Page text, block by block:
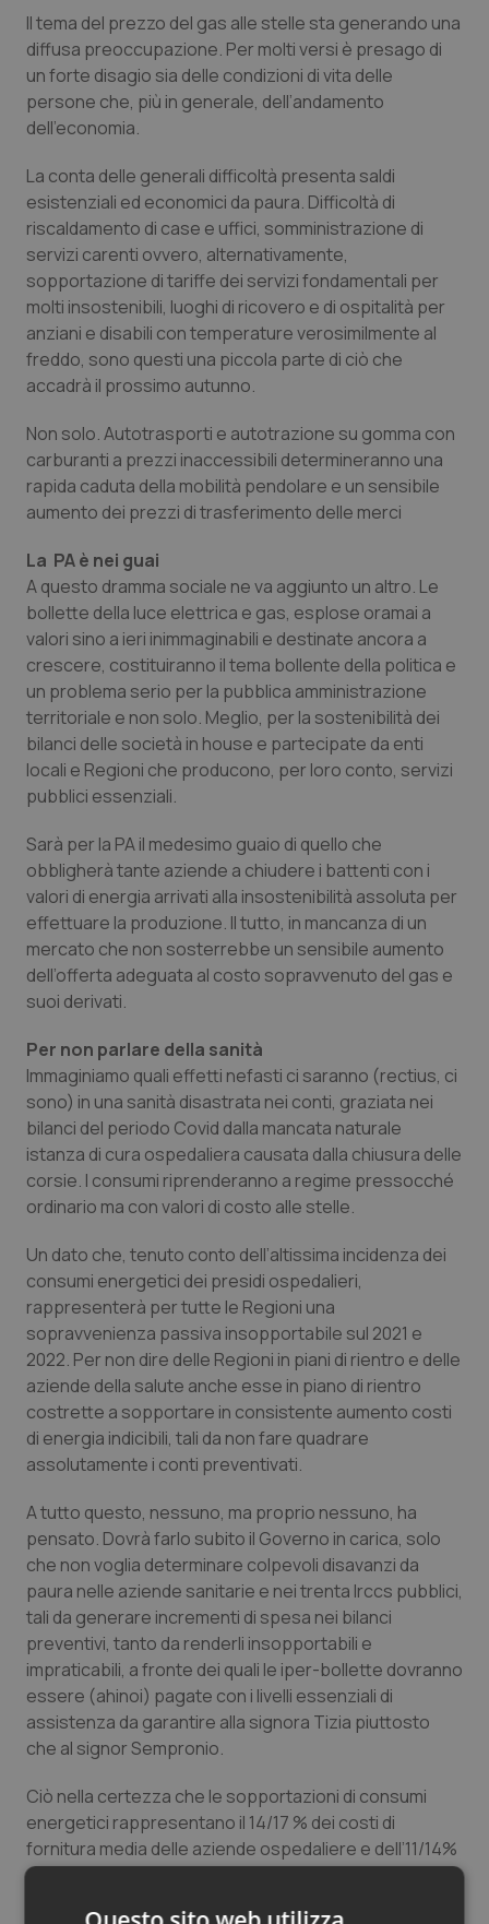
Campania
Emilia-Romagna
Lazio
Liguria
Lombardia
Marche
Molise
Piemonte
Provincia Autonoma di Bolzano
Provincia Autonoma di Trento
Puglia
Sardegna
Sicilia
Toscana
Umbria
Valle D’Aosta
Veneto
Car-T
Colesterolo & coronaropatie
Diabete & glucometri
Disturbi dell’umore
Dolore
Donna & Salute
Epatiti
HIV
Infezioni & Febbre
Ipertensione & Scompenso
Malattie rare
Malattia di Crohn & Rettocolite Ulcerosa
Neuroscienze & patologie neurodegenerative
Obesità
Oftalmologia
Oncodermatologia
Oncoematologia
Oncologia & Nutrizione
Psoriasi & pelle
Quotidiano Cardiologia
Quotidiano Oncologia
Quotidiano Pediatria
Rene & patologie urogenitali
Salute orale & impianti
Sangue & coagulazione
Tiroide
Tumore al seno
Tumore ovarico
Tumori del Polmone & Testa Collo
Tumori gastrointestinali
Ulcera & Reflusso
Vaccini
Il tema del prezzo del gas alle stelle sta generando una
diffusa preoccupazione. Per molti versi è presago di
un forte disagio sia delle condizioni di vita delle
persone che, più in generale, dell’andamento
dell’economia.
La conta delle generali difficoltà presenta saldi
esistenziali ed economici da paura. Difficoltà di
riscaldamento di case e uffici, somministrazione di
servizi carenti ovvero, alternativamente,
sopportazione di tariffe dei servizi fondamentali per
molti insostenibili, luoghi di ricovero e di ospitalità per
anziani e disabili con temperature verosimilmente al
freddo, sono questi una piccola parte di ciò che
accadrà il prossimo autunno.
Non solo. Autotrasporti e autotrazione su gomma con
carburanti a prezzi inaccessibili determineranno una
rapida caduta della mobilità pendolare e un sensibile
aumento dei prezzi di trasferimento delle merci
La PA è nei guai
A questo dramma sociale ne va aggiunto un altro. Le
bollette della luce elettrica e gas, esplose oramai a
valori sino a ieri inimmaginabili e destinate ancora a
crescere, costituiranno il tema bollente della politica e
un problema serio per la pubblica amministrazione
territoriale e non solo. Meglio, per la sostenibilità dei
bilanci delle società in house e partecipate da enti
locali e Regioni che producono, per loro conto, servizi
pubblici essenziali.
Sarà per la PA il medesimo guaio di quello che
obbligherà tante aziende a chiudere i battenti con i
valori di energia arrivati alla insostenibilità assoluta per
effettuare la produzione. Il tutto, in mancanza di un
mercato che non sosterrebbe un sensibile aumento
dell’offerta adeguata al costo sopravvenuto del gas e
suoi derivati.
Per non parlare della sanità
Immaginiamo quali effetti nefasti ci saranno (rectius, ci
sono) in una sanità disastrata nei conti, graziata nei
bilanci del periodo Covid dalla mancata naturale
istanza di cura ospedaliera causata dalla chiusura delle
corsie. I consumi riprenderanno a regime pressocché
ordinario ma con valori di costo alle stelle.
Un dato che, tenuto conto dell’altissima incidenza dei
consumi energetici dei presidi ospedalieri,
rappresenterà per tutte le Regioni una
sopravvenienza passiva insopportabile sul 2021 e
2022. Per non dire delle Regioni in piani di rientro e delle
aziende della salute anche esse in piano di rientro
costrette a sopportare in consistente aumento costi
di energia indicibili, tali da non fare quadrare
assolutamente i conti preventivati.
A tutto questo, nessuno, ma proprio nessuno, ha
pensato. Dovrà farlo subito il Governo in carica, solo
che non voglia determinare colpevoli disavanzi da
paura nelle aziende sanitarie e nei trenta Irccs pubblici,
tali da generare incrementi di spesa nei bilanci
preventivi, tanto da renderli insopportabili e
impraticabili, a fronte dei quali le iper-bollette dovranno
essere (ahinoi) pagate con i livelli essenziali di
assistenza da garantire alla signora Tizia piuttosto
che al signor Sempronio.
Ciò nella certezza che le sopportazioni di consumi
energetici rappresentano il 14/17 % dei costi di
fornitura media delle aziende ospedaliere e dell’11/14%
di quelle territoriali.